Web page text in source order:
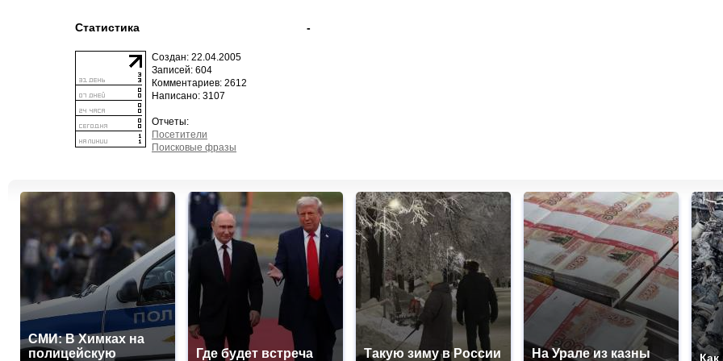
-
Статистика
Создан: 22.04.2005
Записей: 604
Комментариев: 2612
Написано: 3107
Отчеты:
Посетители
Поисковые фразы
СМИ: В Химках на
полицейскую
Где будет встреча Такую зиму в России На Урале из казны Как